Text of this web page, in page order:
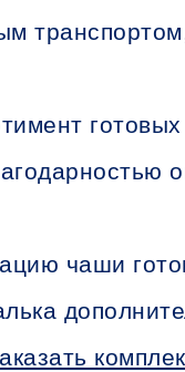
чаши